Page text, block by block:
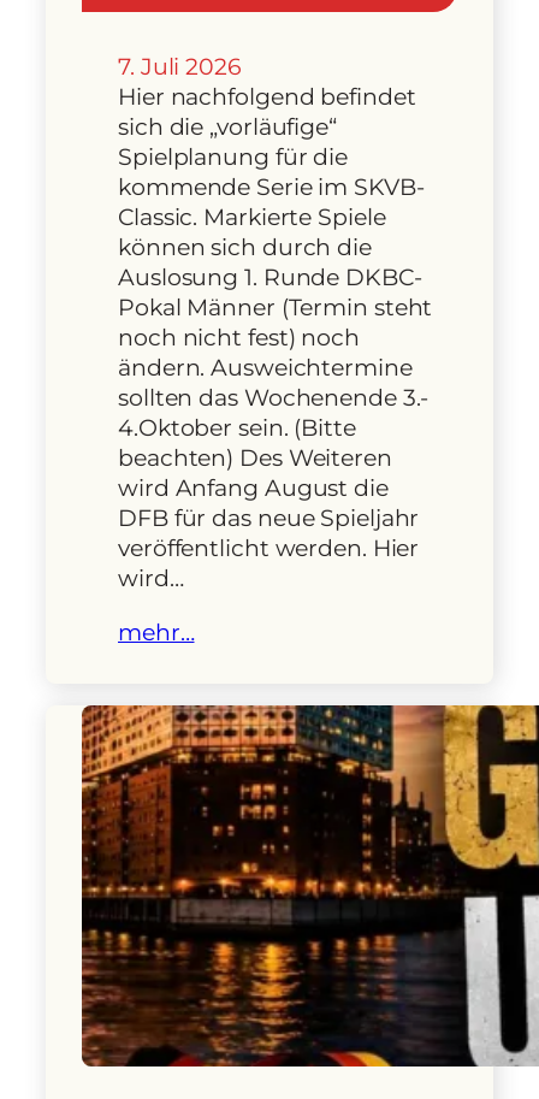
7. Juli 2026
Hier nachfolgend befindet
sich die „vorläufige“
Spielplanung für die
kommende Serie im SKVB-
Classic. Markierte Spiele
können sich durch die
Auslosung 1. Runde DKBC-
Pokal Männer (Termin steht
noch nicht fest) noch
ändern. Ausweichtermine
sollten das Wochenende 3.-
4.Oktober sein. (Bitte
beachten) Des Weiteren
wird Anfang August die
DFB für das neue Spieljahr
veröffentlicht werden. Hier
wird…
mehr…